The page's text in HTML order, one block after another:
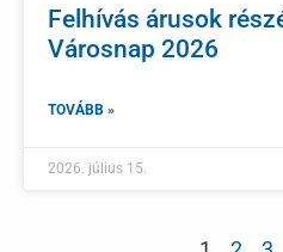
Felhívás árusok
Városnap 2026
TOVÁBB »
2026. július 15.